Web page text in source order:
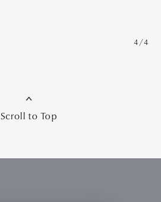
4/4
Scroll to Top